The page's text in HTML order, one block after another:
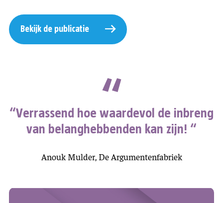
Bekijk de publicatie
“Verrassend hoe waardevol de inbreng
van belanghebbenden kan zijn! “
Anouk Mulder, De Argumentenfabriek